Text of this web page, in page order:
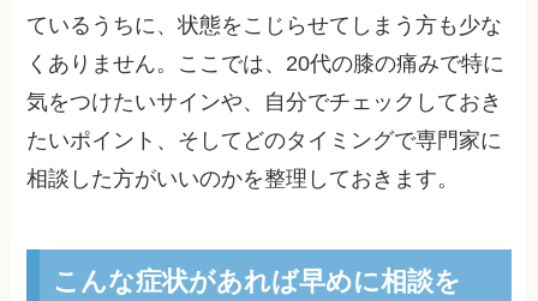
ているうちに、状態をこじらせてしまう方も少な
くありません。ここでは、20代の膝の痛みで特に
気をつけたいサインや、自分でチェックしておき
たいポイント、そしてどのタイミングで専門家に
相談した方がいいのかを整理しておきます。
こんな症状があれば早めに相談を